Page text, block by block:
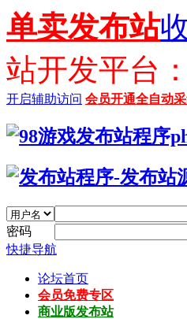
单卖发布站
站开发平台
开启辅助访问 会员开通全自动
密码
快捷导航
论坛首页
会员免费专区
商业版发布站